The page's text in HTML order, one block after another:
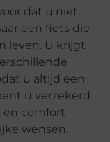
dat u niet
een fiets die
leven. U krijgt
u altijd een
u verzekerd
en comfort
wensen.